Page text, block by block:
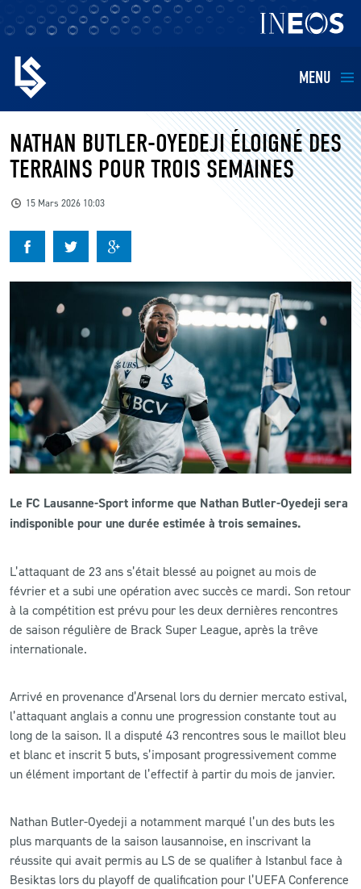
MENU
EQUIPES
BILLETTERIE
KIDS
BUSINESS
RESTAURATION
CLUB
CONTACT
LS E-SHOP
LS ACADEMY CAMPS
MATCH DES CELEBRITES
PRESSE ET MEDIAS
NATHAN BUTLER-OYEDEJI ÉLOIGNÉ DES
TERRAINS POUR TROIS SEMAINES
15 Mars 2026 10:03
Le FC Lausanne-Sport informe que Nathan Butler-Oyedeji sera
indisponible pour une durée estimée à trois semaines.
L’attaquant de 23 ans s’était blessé au poignet au mois de
février et a subi une opération avec succès ce mardi. Son retour
à la compétition est prévu pour les deux dernières rencontres
de saison régulière de Brack Super League, après la trêve
internationale.
Arrivé en provenance d’Arsenal lors du dernier mercato estival,
l’attaquant anglais a connu une progression constante tout au
long de la saison. Il a disputé 43 rencontres sous le maillot bleu
et blanc et inscrit 5 buts, s’imposant progressivement comme
un élément important de l’effectif à partir du mois de janvier.
Nathan Butler-Oyedeji a notamment marqué l’un des buts les
plus marquants de la saison lausannoise, en inscrivant la
réussite qui avait permis au LS de se qualifier à Istanbul face à
Besiktas lors du playoff de qualification pour l’UEFA Conference